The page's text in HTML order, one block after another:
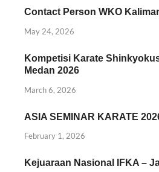
Contact Person WKO
May 24, 2026
Kompetisi Karate
Medan 2026
March 6, 2026
ASIA SEMINAR KARATE
February 1, 2026
Kejuaraan Nasional IFKA –